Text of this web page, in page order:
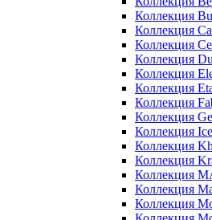
Коллекция
Коллекция
Коллекция
Коллекция
Коллекция
Коллекция
Коллекция
Коллекция
Коллекция
Коллекция
Коллекция
Коллекция
Коллекция
Коллекция